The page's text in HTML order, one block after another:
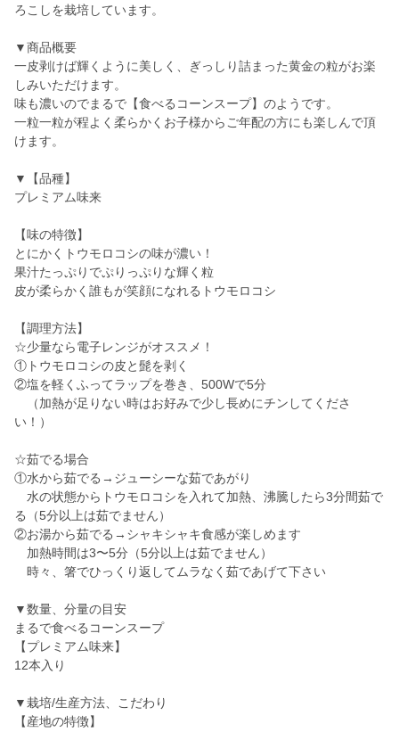
ろこしを栽培しています。
▼商品概要
一皮剥けば輝くように美しく、ぎっしり詰まった黄金の粒がお楽
しみいただけます。
味も濃いのでまるで【食べるコーンスープ】のようです。
一粒一粒が程よく柔らかくお子様からご年配の方にも楽しんで頂
けます。
▼【品種】
プレミアム味来
【味の特徴】
とにかくトウモロコシの味が濃い！
果汁たっぷりでぷりっぷりな輝く粒
皮が柔らかく誰もが笑顔になれるトウモロコシ
【調理方法】
☆少量なら電子レンジがオススメ！
①トウモロコシの皮と髭を剥く
②塩を軽くふってラップを巻き、500Wで5分
（加熱が足りない時はお好みで少し長めにチンしてくださ
い！）
☆茹でる場合
①水から茹でる→ジューシーな茹であがり
水の状態からトウモロコシを入れて加熱、沸騰したら3分間茹で
る（5分以上は茹でません）
②お湯から茹でる→シャキシャキ食感が楽しめます
加熱時間は3〜5分（5分以上は茹でません）
時々、箸でひっくり返してムラなく茹であげて下さい
▼数量、分量の目安
まるで食べるコーンスープ
【プレミアム味来】
12本入り
▼栽培/生産方法、こだわり
【産地の特徴】